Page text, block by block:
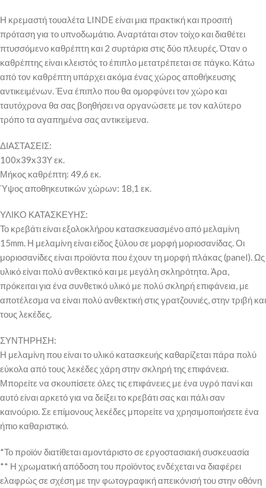
Η κρεμαστή τουαλέτα LINDE είναι μια πρακτική και προσιτή
πρόταση για το υπνοδωμάτιο. Αναρτάται στον τοίχο και διαθέτει
πτυσσόμενο καθρέπτη και 2 συρτάρια στις δύο πλευρές. Όταν ο
καθρέπτης είναι κλειστός το έπιπλο μετατρέπεται σε πάγκο. Κάτω
από τον καθρέπτη υπάρχει ακόμα ένας χώρος αποθήκευσης
αντικειμένων. Ένα έπιπλο που θα ομορφύνει τον χώρο και
ταυτόχρονα θα σας βοηθήσει να οργανώσετε με τον καλύτερο
τρόπο τα αγαπημένα σας αντικείμενα.
ΔΙΑΣΤΑΣΕΙΣ:
100x39x33Y εκ.
Μήκος καθρέπτη: 49,6 εκ.
Ύψος αποθηκευτικών χώρων: 18,1 εκ.
ΥΛΙΚΟ ΚΑΤΑΣΚΕΥΗΣ:
Το κρεβάτι είναι εξολοκλήρου κατασκευασμένο από μελαμίνη
15mm. Η μελαμίνη είναι είδος ξύλου σε μορφή μοριοσανίδας. Οι
μοριοσανίδες είναι προϊόντα που έχουν τη μορφή πλάκας (panel). Ως
υλικό είναι πολύ ανθεκτικό και με μεγάλη σκληρότητα. Άρα,
πρόκειται για ένα συνθετικό υλικό με πολύ σκληρή επιφάνεια, με
αποτέλεσμα να είναι πολύ ανθεκτική στις γρατζουνιές, στην τριβή και
τους λεκέδες.
ΣΥΝΤΗΡΗΣΗ:
Η μελαμίνη που είναι το υλικό κατασκευής καθαρίζεται πάρα πολύ
εύκολα από τους λεκέδες χάρη στην σκληρή της επιφάνεια.
Μπορείτε να σκουπίσετε όλες τις επιφάνειες με ένα υγρό πανί και
αυτό είναι αρκετό για να δείξει το κρεβάτι σας και πάλι σαν
καινούριο. Σε επίμονους λεκέδες μπορείτε να χρησιμοποιήσετε ένα
ήπιο καθαριστικό.
*Το προϊόν διατίθεται αμοντάριστο σε εργοστασιακή συσκευασία
** Η χρωματική απόδοση του προϊόντος ενδέχεται να διαφέρει
ελαφρώς σε σχέση με την φωτογραφική απεικόνισή του στην οθόνη